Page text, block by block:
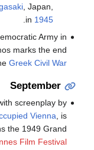
, Japan,
in 1945
Army in
marks the end
Greek Civil War
September
with screenplay by
Vienna , is
the 1949 Grand
Film Festival